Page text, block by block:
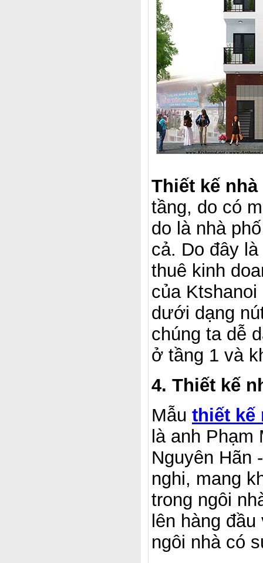
Thiết kế
tầng, do có
do là nhà
cả. Do đây
thuê kinh
của
dưới dạng
chúng ta dễ
ở tầng 1 và
4. Thiết kế
Mẫu thiết kế
là anh
Nguyên Hãn
nghi, mang
trong ngôi
lên hàng
ngôi nhà có